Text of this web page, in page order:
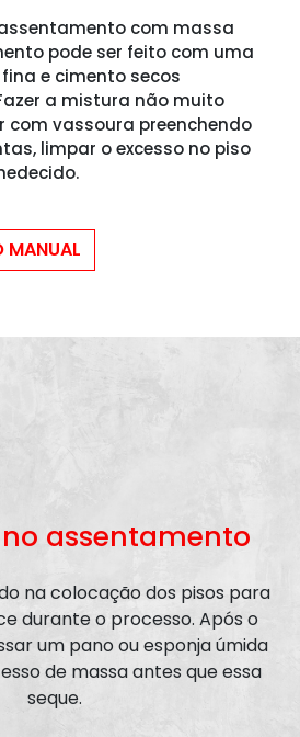
assentamento com massa
pode ser feito com uma
e cimento secos
a mistura não muito
com vassoura preenchendo
limpar o excesso no piso
MANUAL
assentamento
na colocação dos pisos para
durante o processo. Após o
um pano ou esponja úmida
de massa antes que essa
seque.